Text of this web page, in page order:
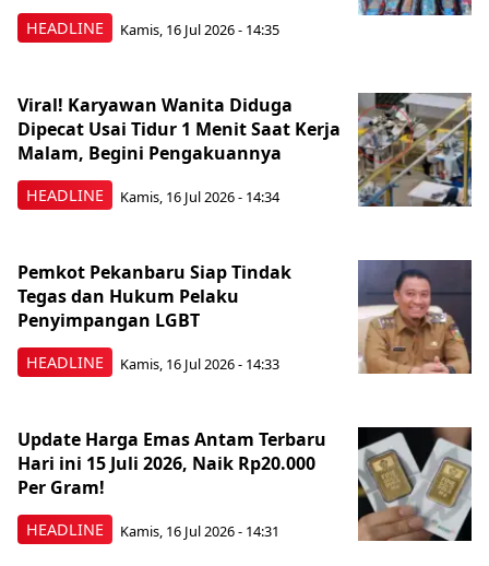
HEADLINE Kamis, 16 Jul 2026 - 14:35
HEADLINE
Viral! Karyawan Wanita Diduga
Dipecat Usai Tidur 1 Menit Saat Kerja
Malam, Begini Pengakuannya
Kamis, 16 Jul 2026 - 14:34
HEADLINE
Pemkot Pekanbaru Siap Tindak
Tegas dan Hukum Pelaku
Penyimpangan LGBT
Kamis, 16 Jul 2026 - 14:33
HEADLINE
Update Harga Emas Antam Terbaru
Hari ini 15 Juli 2026, Naik Rp20.000
Per Gram!
Kamis, 16 Jul 2026 - 14:31